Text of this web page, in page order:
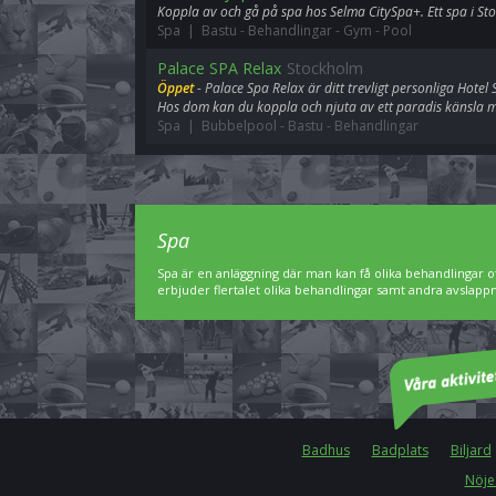
Koppla av och gå på spa hos Selma CitySpa+. Ett spa i
Spa | Bastu - Behandlingar- Gym - Pool
Palace SPA Relax Stockholm
Öppet- Palace Spa Relax är ditt trevligt personliga Hotel
Hos dom kan du koppla och njuta av ett paradis känsla
Spa | Bubbelpool - Bastu - Behandlingar
Spa
Spa är en anläggning där man kan få olika behandlingar
erbjuder flertalet olika behandlingar samt andra
Badhus Badplats
Biljard